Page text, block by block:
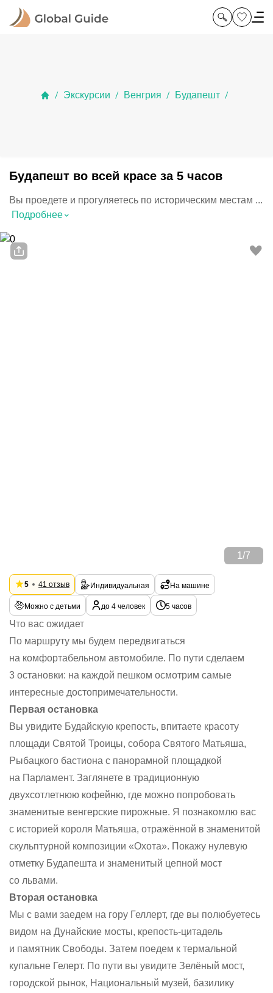
/ Экскурсии / Венгрия / Будапешт /
Будапешт во всей красе за 5 часов
Вы проедете и прогуляетесь по историческим местам ...
Подробнее⌃
1 /7
5 41 отзыв Индивидуальная На машине
Можно с детьми до 4 человек 5 часов
Что вас ожидает
По маршруту мы будем передвигаться
на комфортабельном автомобиле. По пути сделаем
3 остановки: на каждой пешком осмотрим самые
интересные достопримечательности.
Первая остановка
Вы увидите Будайскую крепость, впитаете красоту
площади Святой Троицы, собора Святого Матьяша,
Рыбацкого бастиона с панорамной площадкой
на Парламент. Заглянете в традиционную
двухсотлетнюю кофейню, где можно попробовать
знаменитые венгерские пирожные. Я познакомлю вас
с историей короля Матьяша, отражённой в знаменитой
скульптурной композиции «Охота». Покажу нулевую
отметку Будапешта и знаменитый цепной мост
со львами.
Вторая остановка
Мы с вами заедем на гору Геллерт, где вы полюбуетесь
видом на Дунайские мосты, крепость-цитадель
и памятник Свободы. Затем поедем к термальной
купальне Гелерт. По пути вы увидите Зелёный мост,
городской рынок, Национальный музей, базилику